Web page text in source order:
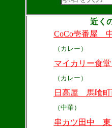
近く
CoCo壱番屋
（カレー）
マイカリー食
（カレー）
日高屋 馬喰町
（中華）
串カツ田中 東